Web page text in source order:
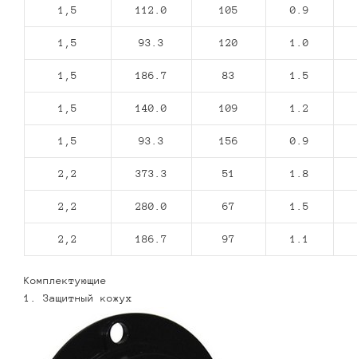
1,5 112.0 105 0.9
1,5 93.3 120 1.0
1,5 186.7 83 1.5
1,5 140.0 109 1.2
1,5 93.3 156 0.9
2,2 373.3 51 1.8
2,2 280.0 67 1.5
2,2 186.7 97 1.1
Комплектующие
1. Защитный кожух